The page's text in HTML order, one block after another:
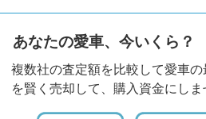
あなたの愛車、今いくら？
複数社の査定額を比較して愛車
を賢く売却して、購入資金にしま